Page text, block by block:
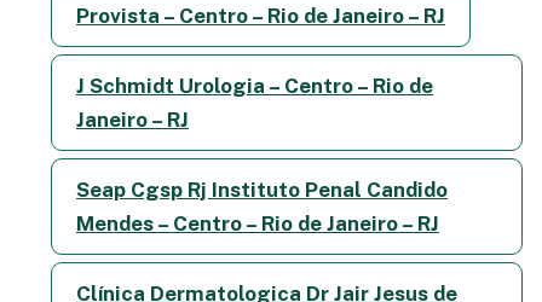
Provista – Centro – Rio de Janeiro – RJ
J Schmidt Urologia – Centro – Rio de
Janeiro – RJ
Seap Cgsp Rj Instituto Penal Candido
Mendes – Centro – Rio de Janeiro – RJ
Clínica Dermatologica Dr Jair Jesus de